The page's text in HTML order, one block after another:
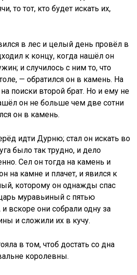
то тот, кто будет искать их,
в лес и целый день провёл в
к концу, когда нашёл он
и случилось с ним то, что
— обратился он в камень. На
поиски второй брат. Но и ему не
он не больше чем две сотни
он в камень.
идти Дурню; стал он искать во
было так трудно, и дело
Сел он тогда на камень и
на камне и плачет, и явился к
которому он однажды спас
муравьиный с пятью
вскоре они собрали одну за
и сложили их в кучу.
в том, чтоб достать со дна
королевны.